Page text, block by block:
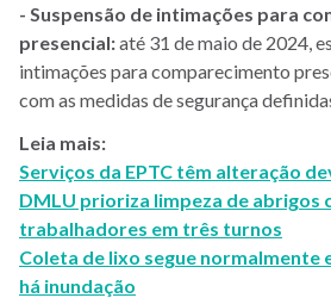
- Suspensão de intimações para
presencial:até 31 de maio de 2024,
intimações para comparecimento
com as medidas de segurança
Leia mais:
Serviços da EPTC têm alteração
DMLU prioriza limpeza de abrigos
trabalhadores em três turnos
Coleta de lixo segue normalmente
há inundação